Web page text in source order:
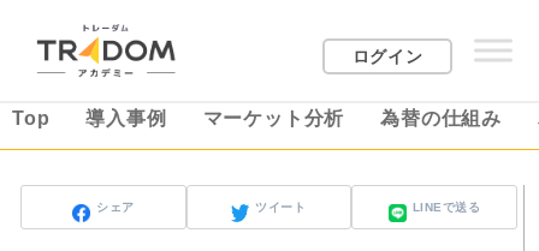
ログイン
Top 導入事例 マーケット分析 為替の仕組み
シェア ツイート LINEで送る